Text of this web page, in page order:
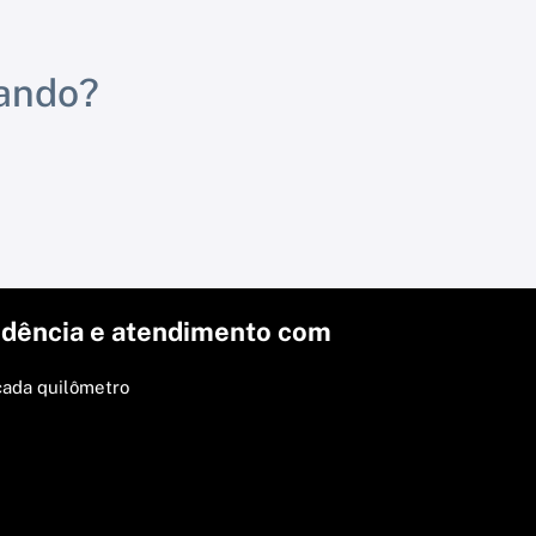
e atendimento com
quilômetro